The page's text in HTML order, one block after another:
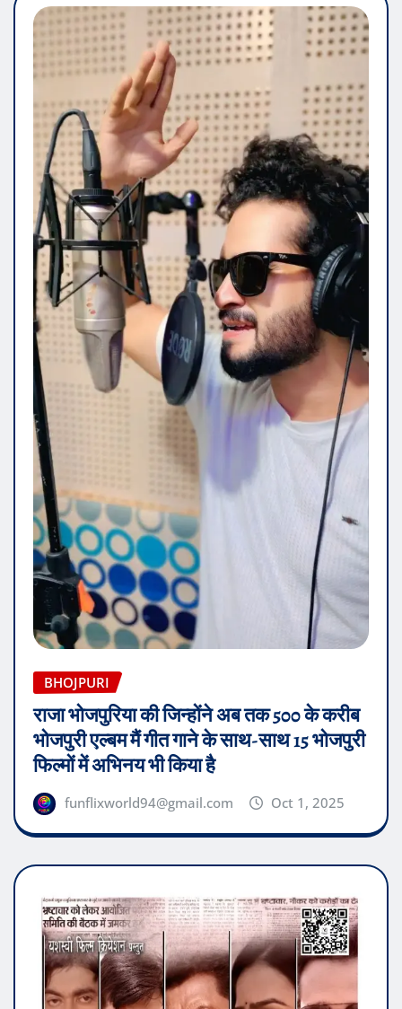
BHOJPURI
राजा भोजपुरिया की जिन्होंने अब तक 500 के करीब
भोजपुरी एल्बम मैं गीत गाने के साथ-साथ 15 भोजपुरी
फिल्मों में अभिनय भी किया है
funflixworld94@gmail.com Oct 1, 2025